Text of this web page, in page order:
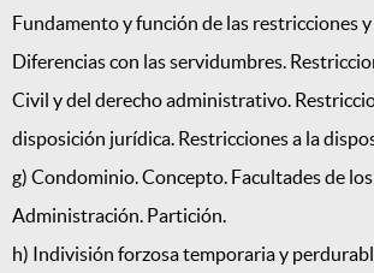
Fundamento y función de las restricciones
Diferencias con las servidumbres.
Civil y del derecho administrativo.
disposición jurídica. Restricciones a la
g) Condominio. Concepto. Facultades de
Administración. Partición.
h) Indivisión forzosa temporaria y